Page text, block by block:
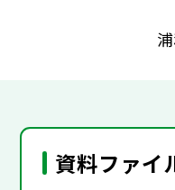
資料ファイ